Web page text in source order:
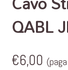
QABL
€6,00